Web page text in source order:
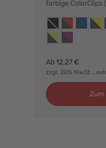
farbige ColorClips
Farbvarianten:
anthrazit, ohne
anthrazit,
anthrazit,anthrazit,
Ab 12,27 €
zzgl. 20% MwSt. ,
Zum